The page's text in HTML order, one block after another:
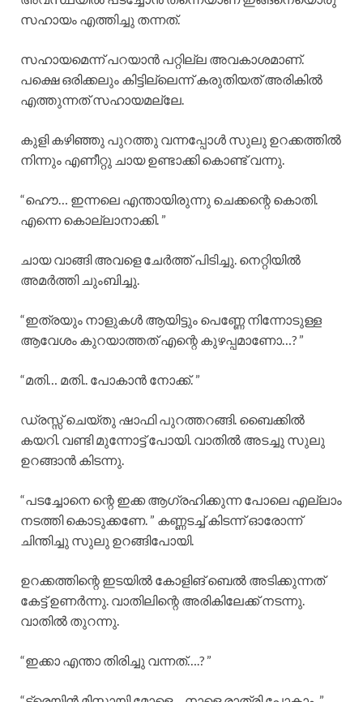
സഹായം എത്തിച്ചു തന്നത്.
സഹായമെന്ന് പറയാൻ പറ്റില്ല അവകാശമാണ്.
പക്ഷെ ഒരിക്കലും കിട്ടില്ലെന്ന്‌ കരുതിയത് അരികിൽ
എത്തുന്നത് സഹായമല്ലേ.
കുളി കഴിഞ്ഞു പുറത്തു വന്നപ്പോൾ സുലു ഉറക്കത്തിൽ
നിന്നും എണീറ്റു ചായ ഉണ്ടാക്കി കൊണ്ട് വന്നു.
“ഹൌ… ഇന്നലെ എന്തായിരുന്നു ചെക്കന്റെ കൊതി.
എന്നെ കൊല്ലാനാക്കി. ”
ചായ വാങ്ങി അവളെ ചേർത്ത് പിടിച്ചു. നെറ്റിയിൽ
അമർത്തി ചുംബിച്ചു.
“ഇത്രയും നാളുകൾ ആയിട്ടും പെണ്ണേ നിന്നോടുള്ള
ആവേശം കുറയാത്തത് എന്റെ കുഴപ്പമാണോ…? ”
“മതി… മതി.. പോകാൻ നോക്ക്. ”
ഡ്രസ്സ്‌ ചെയ്തു ഷാഫി പുറത്തറങ്ങി. ബൈക്കിൽ
കയറി. വണ്ടി മുന്നോട്ട് പോയി. വാതിൽ അടച്ചു സുലു
ഉറങ്ങാൻ കിടന്നു.
“പടച്ചോനെ ന്റെ ഇക്ക ആഗ്രഹിക്കുന്ന പോലെ എല്ലാം
നടത്തി കൊടുക്കണേ. ” കണ്ണടച്ച് കിടന്ന് ഓരോന്ന്
ചിന്തിച്ചു സുലു ഉറങ്ങിപോയി.
ഉറക്കത്തിന്റെ ഇടയിൽ കോളിങ് ബെൽ അടിക്കുന്നത്
കേട്ട് ഉണർന്നു. വാതിലിന്റെ അരികിലേക്ക് നടന്നു.
വാതിൽ തുറന്നു.
“ഇക്കാ എന്താ തിരിച്ചു വന്നത്….? ”